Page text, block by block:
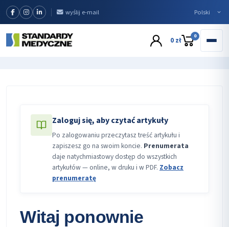
wyślij e-mail
0 zł 0
Zaloguj się, aby czytać artykuły
Po zalogowaniu przeczytasz treść artykułu i
zapiszesz go na swoim koncie. Prenumerata
daje natychmiastowy dostęp do wszystkich
artykułów — online, w druku i w PDF. Zobacz
prenumeratę
Witaj ponownie